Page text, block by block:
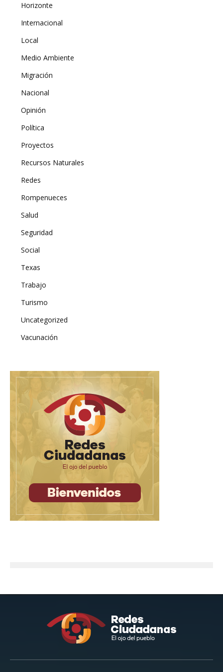
Horizonte
Internacional
Local
Medio Ambiente
Migración
Nacional
Opinión
Política
Proyectos
Recursos Naturales
Redes
Rompenueces
Salud
Seguridad
Social
Texas
Trabajo
Turismo
Uncategorized
Vacunación